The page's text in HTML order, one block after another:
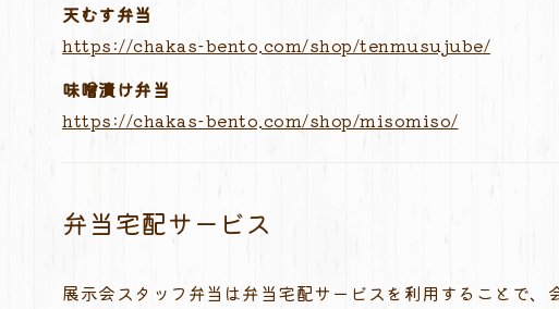
天むす弁当
https://chakas-bento.com/shop/tenmusujube/
味噌漬け弁当
https://chakas-bento.com/shop/misomiso/
弁当宅配サービス
展示会スタッフ弁当は弁当宅配サービスを利用することで、